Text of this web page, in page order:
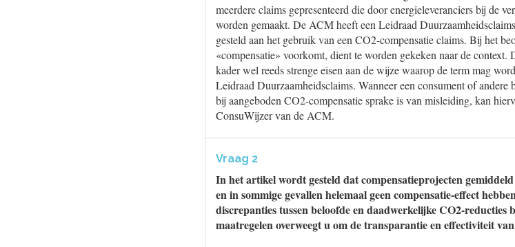
meerdere claims gepresenteerd die door energieleveranciers bij de
worden gemaakt. De ACM heeft een Leidraad
gesteld aan het gebruik van een CO2-compensatie claims. Bij het
«compensatie» voorkomt, dient te worden gekeken naar de
kader wel reeds strenge eisen aan de wijze waarop de term mag
Leidraad Duurzaamheidsclaims. Wanneer een consument of andere
bij aangeboden CO2-compensatie sprake is van misleiding, kan
ConsuWijzer van de ACM.
Vraag 2
In het artikel wordt gesteld dat compensatieprojecten
en in sommige gevallen helemaal geen compensatie-effect
discrepanties tussen beloofde en daadwerkelijke CO2-
maatregelen overweegt u om de transparantie en effectiviteit